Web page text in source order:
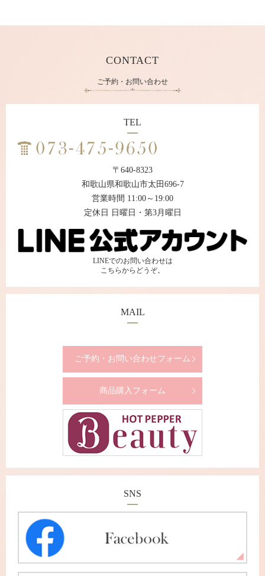
CONTACT
ご予約・お問い合わせ
TEL
〒640-8323
和歌山県和歌山市太田696-7
営業時間 11:00～19:00
定休日 日曜日・第3月曜日
LINEでのお問い合わせは
こちらからどうぞ。
MAIL
ご予約・お問い合わせフォーム
商品購入フォーム
SNS